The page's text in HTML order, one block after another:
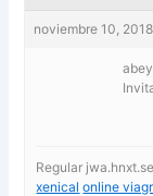
noviembre 10,
Regular
xenical online